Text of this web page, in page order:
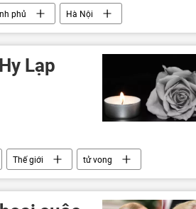
phủ
Hà Nội
Lạp
Thế giới tử vong